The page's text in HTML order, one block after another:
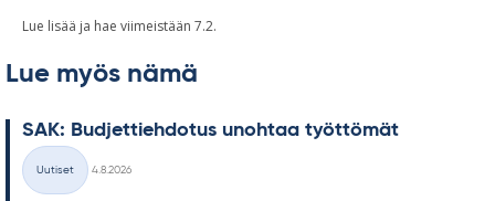
Lue lisää ja hae viimeistään 7.2.
Lue myös nämä
SAK: Bud­jet­tieh­do­tus unoh­taa työt­tö­mät
Kategoriat
Uutiset
4.8.2026